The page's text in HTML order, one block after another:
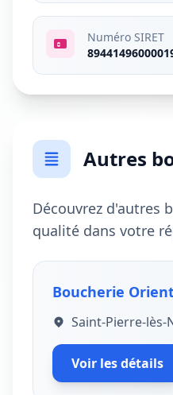
Numéro SIRET
Autres
Découvrez d'autres
qualité dans votre
Boucherie
Saint-Pierre-lès-
Voir les détails